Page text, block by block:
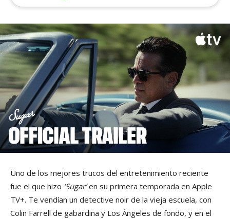
Uno de los mejores trucos del entretenimiento reciente
fue el que hizo ‘Sugar’en su primera temporada en Apple
TV+. Te vendían un detective noir de la vieja escuela, con
Colin Farrell de gabardina y Los Ángeles de fondo, y en el